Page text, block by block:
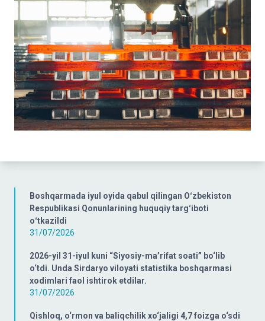
Boshqarmada iyul oyida qabul qilingan Oʻzbekiston
Respublikasi Qonunlarining huquqiy targʻiboti
oʻtkazildi
31/07/2026
2026-yil 31-iyul kuni “Siyosiy-ma’rifat soati” bo‘lib
o‘tdi. Unda Sirdaryo viloyati statistika boshqarmasi
xodimlari faol ishtirok etdilar.
31/07/2026
Qishloq, o‘rmon va baliqchilik xo‘jaligi 4,7 foizga o‘sdi